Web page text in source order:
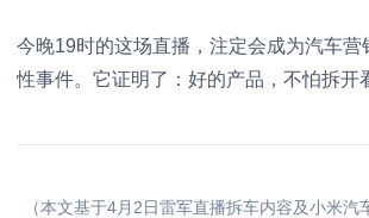
今晚19时的这场直播，注定会成为汽车营
性事件。它证明了：好的产品，不怕拆开
（本文基于4月2日雷军直播拆车内容及小米汽